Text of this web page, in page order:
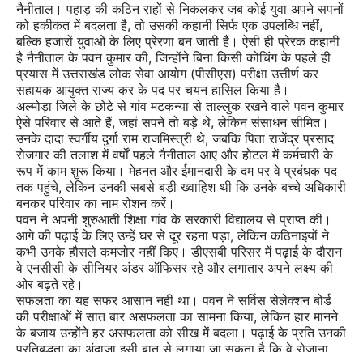
नैनीताल। पहाड़ की कठिन राहों से निकलकर जब कोई युवा अपने सपनों
को हकीकत में बदलता है, तो उसकी कहानी सिर्फ एक उपलब्धि नहीं,
बल्कि हजारों युवाओं के लिए प्रेरणा बन जाती है। ऐसी ही प्रेरक कहानी
है नैनीताल के पवन कुमार की, जिन्होंने बिना किसी कोचिंग के पहले ही
प्रयास में उत्तराखंड लोक सेवा आयोग (पीसीएस) परीक्षा उत्तीर्ण कर
सहायक आयुक्त राज्य कर के पद पर चयन हासिल किया है।
अल्मोड़ा जिले के छोटे से गांव मटकन्या से ताल्लुक रखने वाले पवन कुमार
ऐसे परिवार से आते हैं, जहां सपने तो बड़े थे, लेकिन संसाधन सीमित।
उनके दादा स्वर्गीय दुर्गा राम राजमिस्त्री थे, जबकि पिता राजेंद्र प्रसाद
रोजगार की तलाश में वर्षों पहले नैनीताल आए और होटल में कर्मचारी के
रूप में काम शुरू किया। मेहनत और ईमानदारी के दम पर वे प्रबंधक पद
तक पहुंचे, लेकिन उनकी सबसे बड़ी ख्वाहिश थी कि उनके बच्चे अधिकारी
बनकर परिवार का नाम रोशन करें।
पवन ने अपनी शुरुआती शिक्षा गांव के सरकारी विद्यालय से प्राप्त की।
आगे की पढ़ाई के लिए उन्हें घर से दूर रहना पड़ा, लेकिन कठिनाइयों ने
कभी उनके हौसले कमजोर नहीं किए। डीएसबी परिसर में पढ़ाई के दौरान
वे एनसीसी के सीनियर अंडर ऑफिसर रहे और लगातार अपने लक्ष्य की
ओर बढ़ते रहे।
सफलता का यह सफर आसान नहीं था। पवन ने सर्विस सेलेक्शन बोर्ड
की परीक्षाओं में सात बार असफलता का सामना किया, लेकिन हार मानने
के बजाय उन्होंने हर असफलता को सीख में बदला। पढ़ाई के प्रति उनकी
प्रतिबद्धता का अंदाजा इसी बात से लगाया जा सकता है कि वे रोजाना